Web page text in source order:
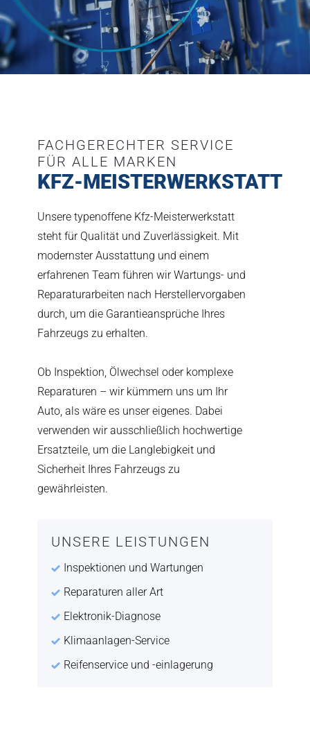
FACHGERECHTER SERVICE
FÜR ALLE MARKEN
KFZ-MEISTERWERKSTATT
Unsere typenoffene Kfz-Meisterwerkstatt
steht für Qualität und Zuverlässigkeit. Mit
modernster Ausstattung und einem
erfahrenen Team führen wir Wartungs- und
Reparaturarbeiten nach Herstellervorgaben
durch, um die Garantieansprüche Ihres
Fahrzeugs zu erhalten.
Ob Inspektion, Ölwechsel oder komplexe
Reparaturen – wir kümmern uns um Ihr
Auto, als wäre es unser eigenes. Dabei
verwenden wir ausschließlich hochwertige
Ersatzteile, um die Langlebigkeit und
Sicherheit Ihres Fahrzeugs zu
gewährleisten.
UNSERE LEISTUNGEN
Inspektionen und Wartungen
Reparaturen aller Art
Elektronik-Diagnose
Klimaanlagen-Service
Reifenservice und -einlagerung